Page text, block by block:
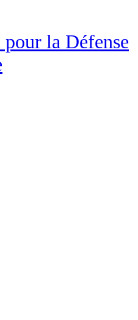
la Défense